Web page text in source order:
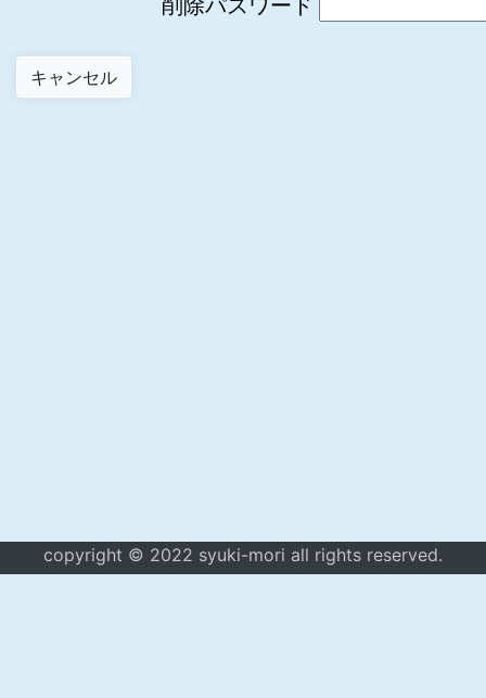
削除パスワード
copyright © 2022 syuki-mori all rights reserved.